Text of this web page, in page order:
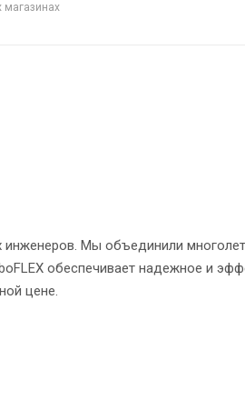
магазинах
инженеров. Мы объединили
обеспечивает надежное и
цене.